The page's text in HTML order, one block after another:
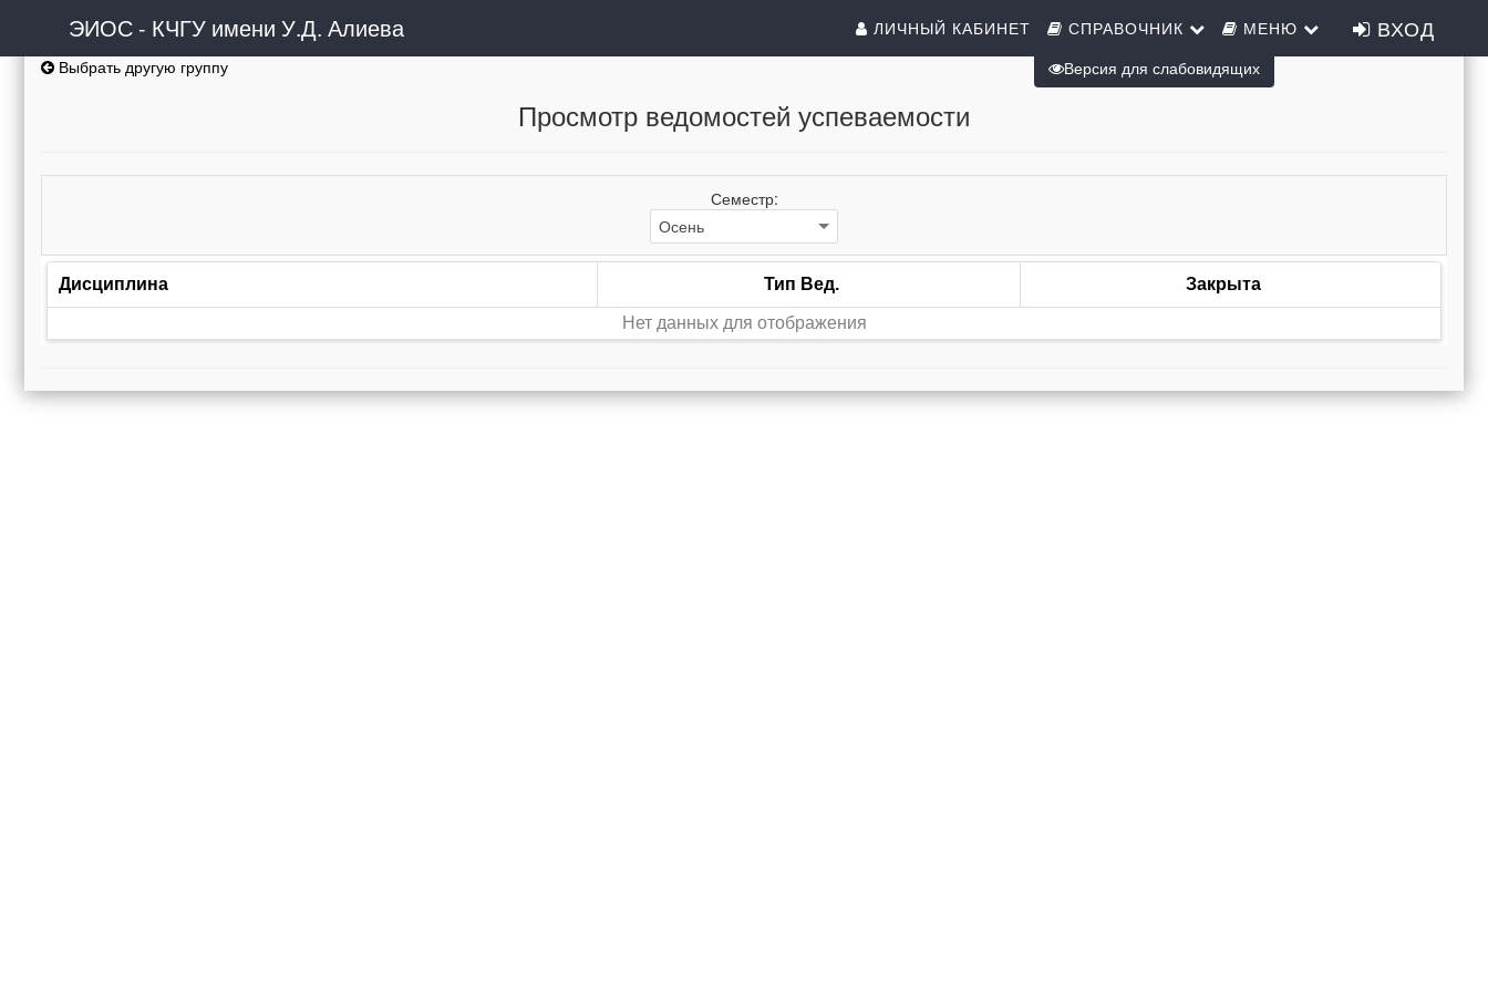
ЭИОС - КЧГУ имени У.Д. Алиева ЛИЧНЫЙ КАБИНЕТ СПРАВОЧНИК МЕНЮ ВХОД
Выбрать другую группу
Просмотр ведомостей успеваемости
Семестр:
Дисциплина Тип Вед. Закрыта
Нет данных для отображения
Версия для слабовидящих